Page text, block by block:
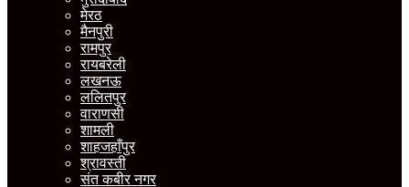
मेरठ
मैनपुरी
रामपुर
रायबरेली
लखनऊ
ललितपुर
वाराणसी
शामली
शाहजहाँपुर
श्रावस्ती
संत कबीर नगर